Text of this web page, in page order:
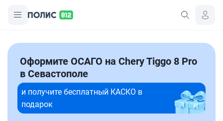
Оформите ОСАГО на Chery Tiggo 8 Pro
в Севастополе
и получите бесплатный КАСКО в
подарок